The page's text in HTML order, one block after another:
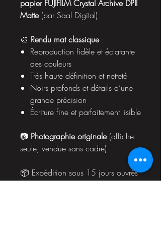
papier FUJIFILM Crystal Archive DPII
Matte(par Saal Digital)
🎨 Rendu mat classique:
Reproduction fidèle et éclatante
des couleurs
Très haute définition et netteté
Noirs profonds et détails d’une
grande précision
Écriture fine et parfaitement lisible
📷 Photographie originale (affiche
seule, vendue sans cadre)
📦 Expédition sous 15 jours ouvrés